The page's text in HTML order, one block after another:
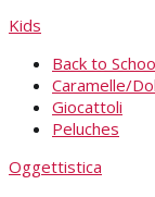
Kids
Back to
Caramelle/
Giocattoli
Peluches
Oggettistica